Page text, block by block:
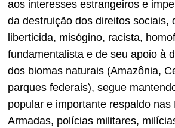
aos interesses estrangeiros e
da destruição dos direitos sociais,
liberticida, misógino, racista,
fundamentalista e de seu apoio à
dos biomas naturais (Amazônia,
parques federais), segue
popular e importante respaldo nas
Armadas, polícias militares,